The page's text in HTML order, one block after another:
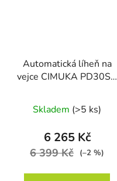
Automatická líheň na
vejce CIMUKA PD30SH
Skladem (>5 ks)
6 265 Kč
6 399 Kč (–2 %)